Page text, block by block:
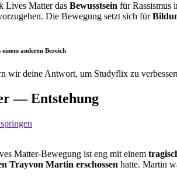
Lives Matter das Bewusstsein für Rassismus
Die Bewegung setzt sich für
anderen Bereich
wir deine Antwort, um Studyflix zu
— Entstehung
Matter-Bewegung ist eng mit einem
Trayvon Martin erschossen hatte. Martin